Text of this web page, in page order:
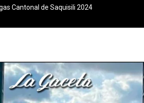
Cantonal de Saquisili 2024